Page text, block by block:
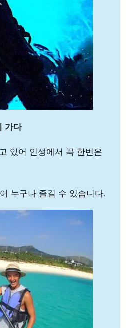
가다
있어 인생에서 꼭 한번은
누구나 즐길 수 있습니다.